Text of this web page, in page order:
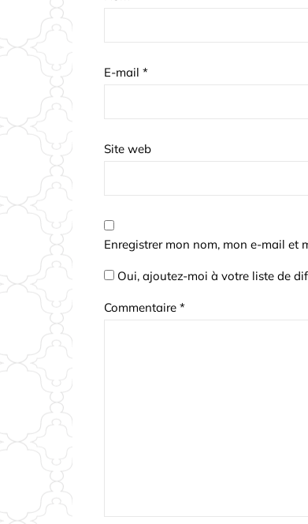
E-mail *
Site web
Enregistrer mon nom, mon e-mail et
Oui, ajoutez-moi à votre liste de
Commentaire *